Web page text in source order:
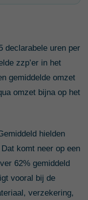
declarabele uren per
zzp’er in het
gemiddelde omzet
omzet bijna op het
hielden
komt neer op een
62% gemiddeld
vooral bij de
verzekering,